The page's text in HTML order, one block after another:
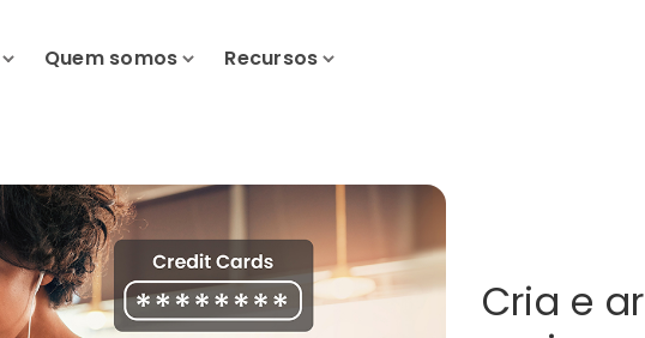
Quem somos Recursos
Cria e